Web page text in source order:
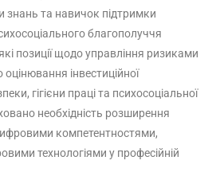
знань та навичок підтримки
благополуччя
позиції щодо управління ризиками
інвестиційної
гігієни праці та психосоціальної
необхідність розширення
компетентностями,
технологіями у професійній